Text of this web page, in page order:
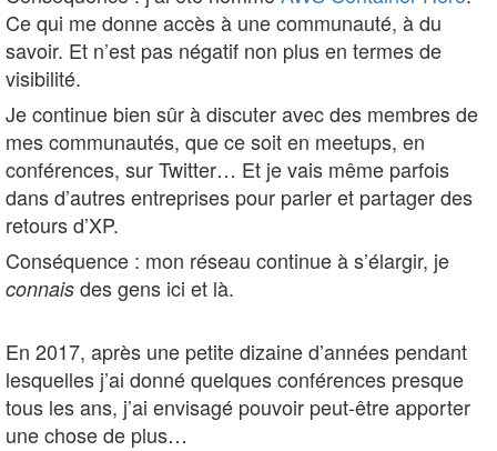
Ce qui me donne accès à une communauté, à du
savoir. Et n’est pas négatif non plus en termes de
visibilité.
Je continue bien sûr à discuter avec des membres de
mes communautés, que ce soit en meetups, en
conférences, sur Twitter… Et je vais même parfois
dans d’autres entreprises pour parler et partager des
retours d’XP.
Conséquence : mon réseau continue à s’élargir, je
connais des gens ici et là.
En 2017, après une petite dizaine d’années pendant
lesquelles j’ai donné quelques conférences presque
tous les ans, j’ai envisagé pouvoir peut-être apporter
une chose de plus…